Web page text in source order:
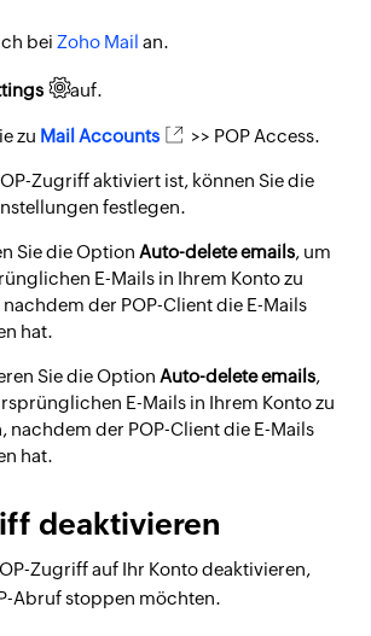
bei Zoho Mail an.
auf.
zu Mail Accounts >> POP Access.
Zugriff aktiviert ist, können Sie die
festlegen.
Sie die OptionAuto-delete emails, um
E-Mails in Ihrem Konto zu
der POP-Client die E-Mails
hat.
Sie die OptionAuto-delete emails,
E-Mails in Ihrem Konto zu
nachdem der POP-Client die E-Mails
hat.
deaktivieren
Zugriff auf Ihr Konto deaktivieren,
Abruf stoppen möchten.